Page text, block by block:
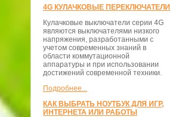
4G КУЛАЧКОВЫЕ ПЕРЕКЛЮЧАТЕЛИ
Кулачковые выключатели серии 4G
являются выключателями низкого
напряжения, разработанными с
учетом современных знаний в
области коммутационной
аппаратуры и при использовании
достижений современной техники.
Подробнее...
КАК ВЫБРАТЬ НОУТБУК ДЛЯ ИГР,
ИНТЕРНЕТА ИЛИ РАБОТЫ